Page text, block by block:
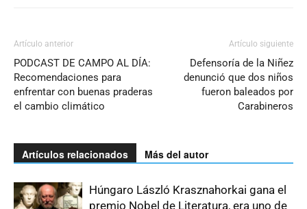
Artículo anterior
PODCAST DE CAMPO AL DÍA:
Recomendaciones para
enfrentar con buenas praderas
el cambio climático
Artículo siguiente
Defensoría de la Niñez
denunció que dos niños
fueron baleados por
Carabineros
Artículos relacionados Más del autor
Húngaro László Krasznahorkai gana el
premio Nobel de Literatura, era uno de